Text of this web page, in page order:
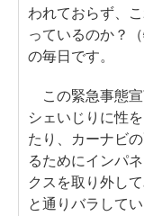
われておらず、
っているのか？
の毎日です。
この緊急事態宣
シェいじりに性
たり、カーナビ
るためにインパ
クスを取り外し
と通りバラして